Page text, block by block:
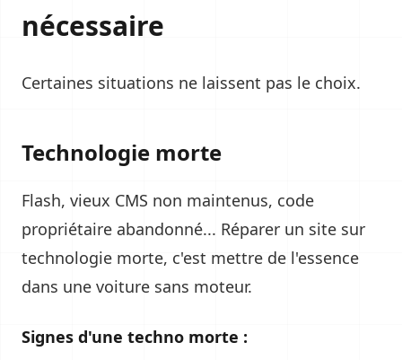
nécessaire
Certaines situations ne laissent pas le choix.
Technologie morte
Flash, vieux CMS non maintenus, code
propriétaire abandonné... Réparer un site sur
technologie morte, c'est mettre de l'essence
dans une voiture sans moteur.
Signes d'une techno morte :